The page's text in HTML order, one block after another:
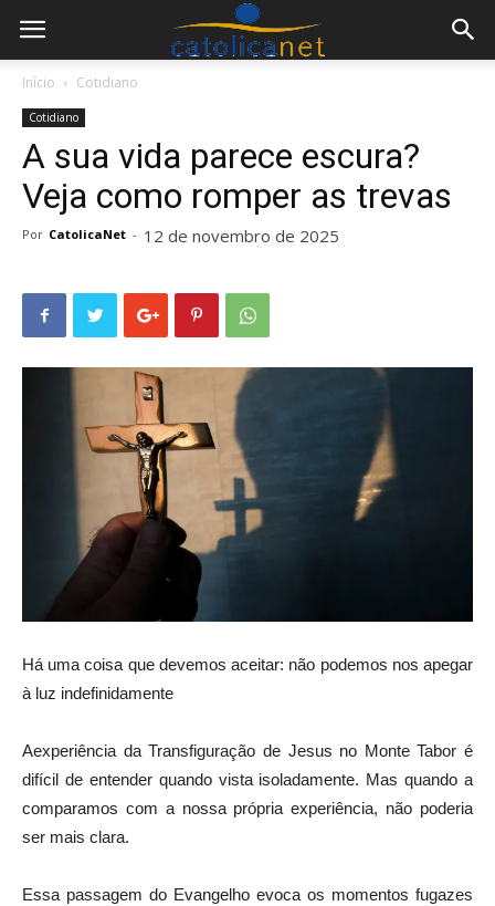
Início Cotidiano
Cotidiano
A sua vida parece escura?
Veja como romper as trevas
Por CatolicaNet - 12 de novembro de 2025
Há uma coisa que devemos aceitar: não podemos nos apegar
à luz indefinidamente
Aexperiência da Transfiguração de Jesus no Monte Tabor é
difícil de entender quando vista isoladamente. Mas quando a
comparamos com a nossa própria experiência, não poderia
ser mais clara.
Essa passagem do Evangelho evoca os momentos fugazes